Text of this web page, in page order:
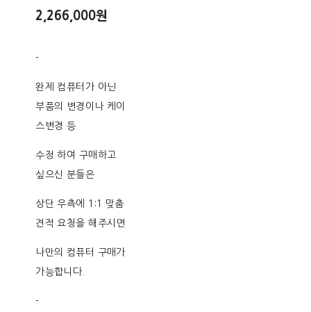
2,266,000원
-
완제 컴퓨터가 아닌
부품의 변경이나 케이
스변경 등
수정 하여 구매하고
싶으신 분들은
상단 우측에 1:1 맞춤
견적 요청을 해주시면
나만의 컴퓨터 구매가
가능합니다.
-